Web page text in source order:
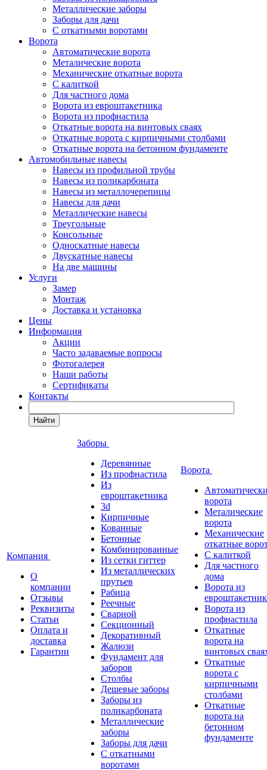
Металлические заборы
Заборы для дачи
С откатными воротами
Ворота
Автоматические ворота
Металические ворота
Механические откатные ворота
С калиткой
Для частного дома
Ворота из евроштакетника
Ворота из профнастила
Откатные ворота на винтовых сваях
Откатные ворота с кирпичными столбами
Откатные ворота на бетонном фундаменте
Автомобильные навесы
Навесы из профильной трубы
Навесы из поликарбоната
Навесы из металлочерепицы
Навесы для дачи
Металлические навесы
Треугольные
Консольные
Односкатные навесы
Двускатные навесы
На две машины
Услуги
Замер
Монтаж
Доставка и установка
Цены
Информация
Акции
Часто задаваемые вопросы
Фотогалерея
Наши работы
Сертификаты
Контакты
Найти
Компания
О
компании
Отзывы
Реквизиты
Статьи
Оплата и
доставка
Гарантии
Заборы
Деревянные
Из профнастила
Из
евроштакетника
3d
Кирпичные
Кованные
Бетонные
Комбинированные
Из сетки гиттер
Из металлических
прутьев
Рабица
Реечные
Сварной
Секционный
Декоративный
Жалюзи
Фундамент для
заборов
Столбы
Дешевые заборы
Заборы из
поликарбоната
Металлические
заборы
Заборы для дачи
С откатными
воротами
Ворота
ворота
Металические
ворота
Механические
откатные
С калиткой
Для частного
дома
Ворота из
Ворота из
профнастила
Откатные
ворота на
винтовых
Откатные
ворота с
кирпичными
столбами
Откатные
ворота на
бетонном
фундаменте